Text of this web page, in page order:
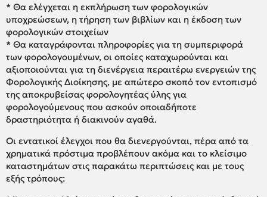
* Θα ελέγχεται η εκπλήρωση των φορολογικών
υποχρεώσεων, η τήρηση των βιβλίων και η έκδοση των
φορολογικών στοιχείων
* Θα καταγράφονται πληροφορίες για τη συμπεριφορά
των φορολογουμένων, οι οποίες καταχωρούνται και
αξιοποιούνται για τη διενέργεια περαιτέρω ενεργειών της
Φορολογικής Διοίκησης, με απώτερο σκοπό τον εντοπισμό
της αποκρυβείσας φορολογητέας ύλης για
φορολογούμενους που ασκούν οποιαδήποτε
δραστηριότητα ή διακινούν αγαθά.
Οι εντατικοί έλεγχοι που θα διενεργούνται, πέρα από τα
χρηματικά πρόστιμα προβλέπουν ακόμα και το κλείσιμο
καταστημάτων στις παρακάτω περιπτώσεις και με τους
εξής τρόπους: